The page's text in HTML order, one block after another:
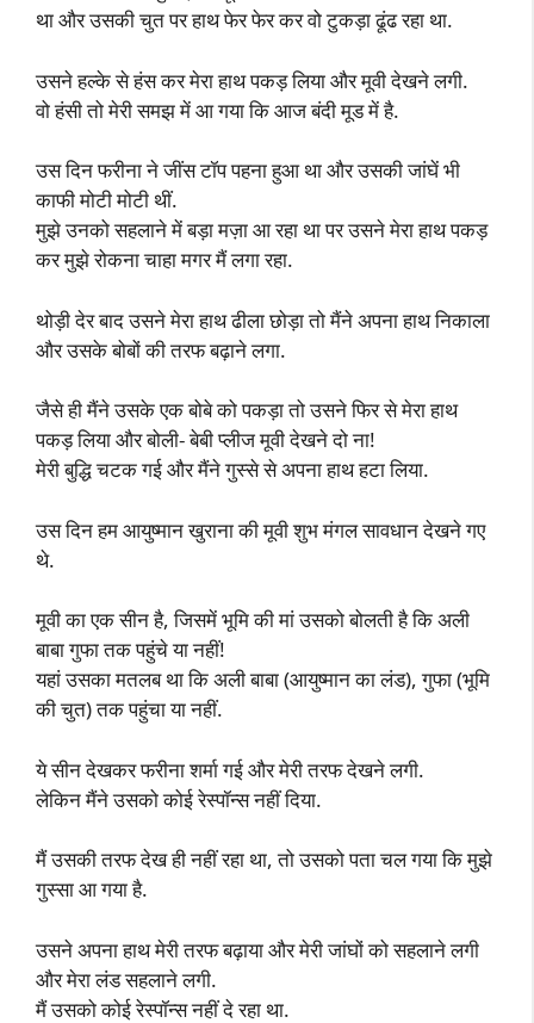
था और उसकी चुत पर हाथ फेर फेर कर वो टुकड़ा ढूंढ रहा था.
उसने हल्के से हंस कर मेरा हाथ पकड़ लिया और मूवी देखने लगी.
वो हंसी तो मेरी समझ में आ गया कि आज बंदी मूड में है.
उस दिन फरीना ने जींस टॉप पहना हुआ था और उसकी जांघें भी
काफी मोटी मोटी थीं.
मुझे उनको सहलाने में बड़ा मज़ा आ रहा था पर उसने मेरा हाथ पकड़
कर मुझे रोकना चाहा मगर मैं लगा रहा.
थोड़ी देर बाद उसने मेरा हाथ ढीला छोड़ा तो मैंने अपना हाथ निकाला
और उसके बोबों की तरफ बढ़ाने लगा.
जैसे ही मैंने उसके एक बोबे को पकड़ा तो उसने फिर से मेरा हाथ
पकड़ लिया और बोली- बेबी प्लीज मूवी देखने दो ना!
मेरी बुद्धि चटक गई और मैंने गुस्से से अपना हाथ हटा लिया.
उस दिन हम आयुष्मान खुराना की मूवी शुभ मंगल सावधान देखने गए
थे.
मूवी का एक सीन है, जिसमें भूमि की मां उसको बोलती है कि अली
बाबा गुफा तक पहुंचे या नहीं!
यहां उसका मतलब था कि अली बाबा (आयुष्मान का लंड), गुफा (भूमि
की चुत) तक पहुंचा या नहीं.
ये सीन देखकर फरीना शर्मा गई और मेरी तरफ देखने लगी.
लेकिन मैंने उसको कोई रेस्पॉन्स नहीं दिया.
मैं उसकी तरफ देख ही नहीं रहा था, तो उसको पता चल गया कि मुझे
गुस्सा आ गया है.
उसने अपना हाथ मेरी तरफ बढ़ाया और मेरी जांघों को सहलाने लगी
और मेरा लंड सहलाने लगी.
मैं उसको कोई रेस्पॉन्स नहीं दे रहा था.